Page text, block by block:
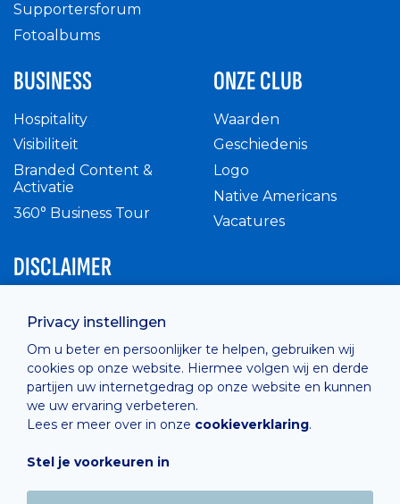
Privacy instellingen
Om u beter en persoonlijker te helpen, gebruiken wij
cookies op onze website. Hiermee volgen wij en derde
partijen uw internetgedrag op onze website en kunnen
we uw ervaring verbeteren.
Lees er meer over in onze cookieverklaring.
Stel je voorkeuren in
Supportersforum
Fotoalbums
BUSINESS
Hospitality
Visibiliteit
Branded Content &
Activatie
360° Business Tour
ONZE CLUB
Waarden
Geschiedenis
Logo
Native Americans
Vacatures
DISCLAIMER
Privacy Policy
Cashless
verkoopsvoorwaarden
Cookie Policy
Hosted by Combell